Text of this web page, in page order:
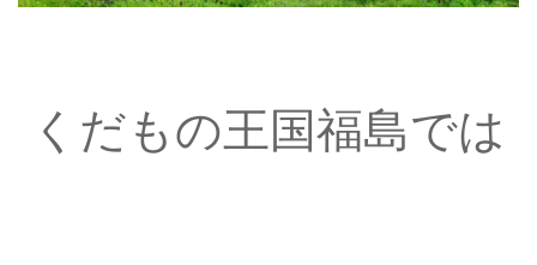
くだもの王国福島では